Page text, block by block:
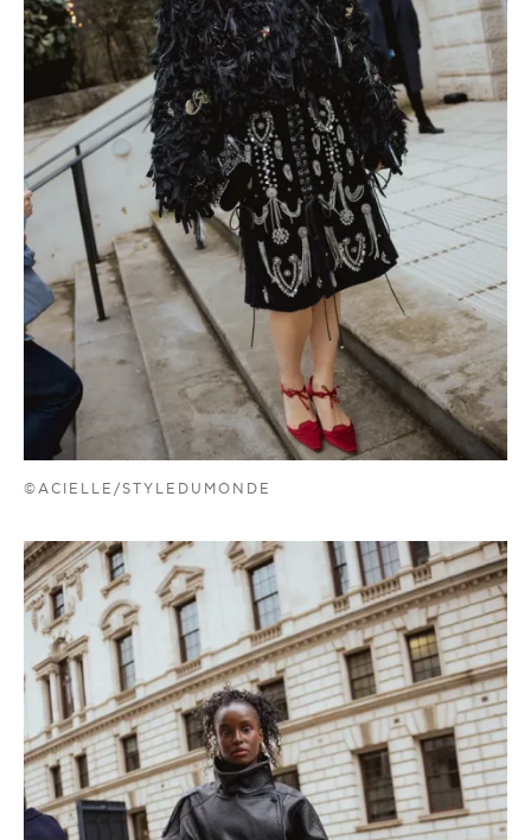
©ACIELLE/STYLEDUMONDE